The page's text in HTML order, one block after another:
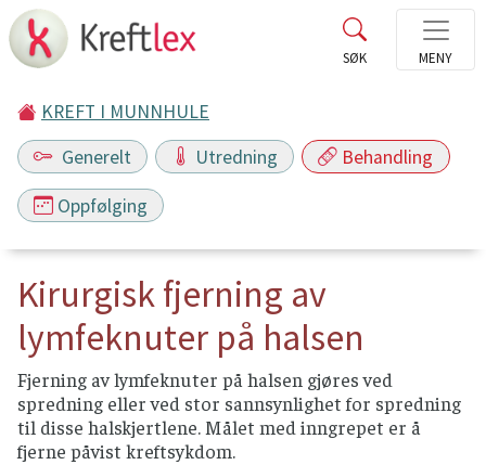
KREFT I MUNNHULE
Generelt
Utredning Behandling
Oppfølging
Kirurgisk fjerning av
lymfeknuter på halsen
Fjerning av lymfeknuter på halsen gjøres ved
spredning eller ved stor sannsynlighet for spredning
til disse halskjertlene. Målet med inngrepet er å
fjerne påvist kreftsykdom.